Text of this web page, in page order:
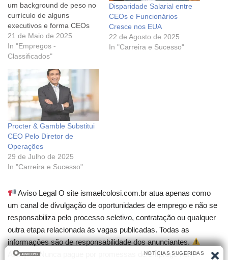
um background de peso no
currículo de alguns
executivos e forma CEOs
de renome. Algumas
companhias possuem fama
pela cultura corporativa
causam impacto em
companhias hoje lideradas
por ex-funcionários – como
é o caso da P&G. +A
empresa por…
21 de Maio de 2025
In "Empregos -
Classificados"
Disparidade Salarial entre
CEOs e Funcionários
Cresce nos EUA
22 de Agosto de 2025
In "Carreira e Sucesso"
Procter & Gamble Substitui
CEO Pelo Diretor de
Operações
29 de Julho de 2025
In "Carreira e Sucesso"
Aviso Legal O site ismaelcolosi.com.br atua apenas como
um canal de divulgação de oportunidades de emprego e não se
responsabiliza pelo processo seletivo, contratação ou qualquer
outra etapa relacionada às vagas publicadas. Todas as
informações são de responsabilidade dos anunciantes.
Atenção! Nunca pague por promessas de emprego nem